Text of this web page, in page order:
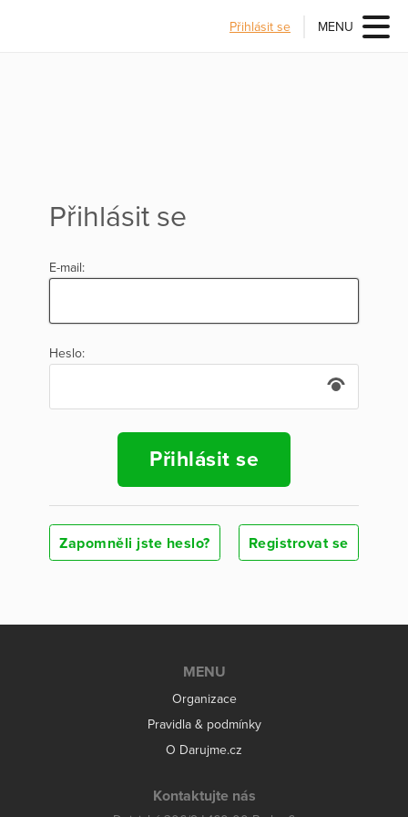
Přihlásit se MENU
Přihlásit se
E-mail:
Heslo:
Přihlásit se
Zapomněli jste heslo? Registrovat se
MENU
Organizace
Pravidla & podmínky
O Darujme.cz
Kontaktujte nás